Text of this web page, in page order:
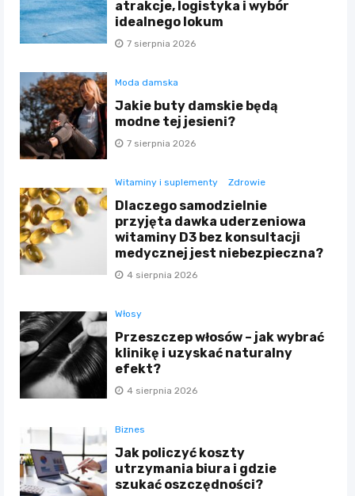
atrakcje, logistyka i wybór
idealnego lokum
7 sierpnia 2026
Moda damska
Jakie buty damskie będą
modne tej jesieni?
7 sierpnia 2026
Witaminy i suplementy Zdrowie
Dlaczego samodzielnie
przyjęta dawka uderzeniowa
witaminy D3 bez konsultacji
medycznej jest niebezpieczna?
4 sierpnia 2026
Włosy
Przeszczep włosów – jak wybrać
klinikę i uzyskać naturalny
efekt?
4 sierpnia 2026
Biznes
Jak policzyć koszty
utrzymania biura i gdzie
szukać oszczędności?